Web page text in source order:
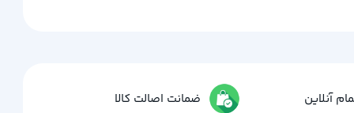
آنلاین ضمانت اصالت کالا